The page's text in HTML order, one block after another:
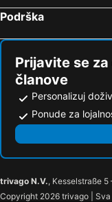
Intercontinental Hotels Phu Quoc Long
Avista Grande Phuket Karon -
Phi Phi Island Cabana
Mövenpick Resort & Spa Tala
Holiday Inn Express Baruna
City Hotel Shanghai
Podrška
Prijavite se
članove
Personalizuj
Ponude za
trivago N.V., Kesselstraße 5
Copyright 2026 trivago |